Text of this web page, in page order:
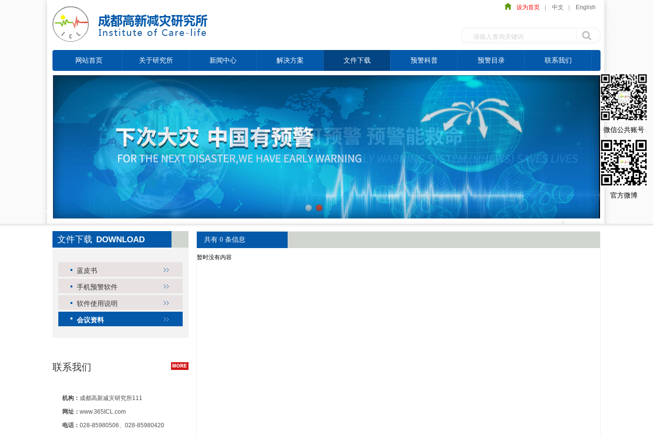
设为首页 中文 English
网站首页 关于研究所 新闻中心 解决方案 文件下载 预警科普 预警目录 联系我们
文件下载 DOWNLOAD
蓝皮书
手机预警软件
软件使用说明
会议资料
联系我们
机构： 成都高新减灾研究所111
网址： www.365ICL.com
电话： 028-85980506、028-85980420
共有 0 条信息
暂时没有内容
微信公共账号
官方微博